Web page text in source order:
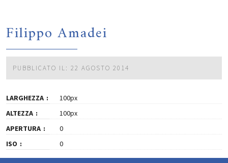
Filippo Amadei
PUBBLICATO IL: 22 AGOSTO 2014
LARGHEZZA
100px
ALTEZZA
100px
APERTURA
0
ISO
0